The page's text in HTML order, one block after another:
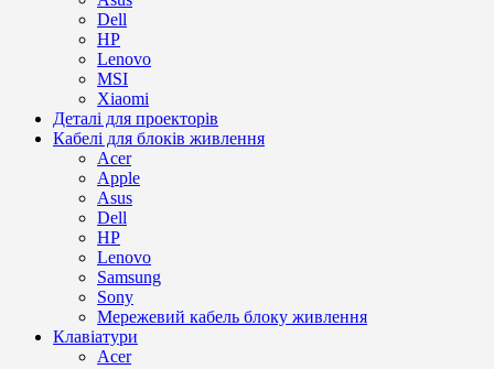
Dell
HP
Lenovo
MSI
Xiaomi
Деталі для проекторів
Кабелі для блоків живлення
Acer
Apple
Asus
Dell
HP
Lenovo
Samsung
Sony
Мережевий кабель блоку живлення
Клавіатури
Acer